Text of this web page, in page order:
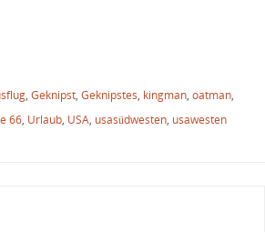
, Geknipst, Geknipstes, kingman, oatman,
66, Urlaub, USA, usasüdwesten, usawesten